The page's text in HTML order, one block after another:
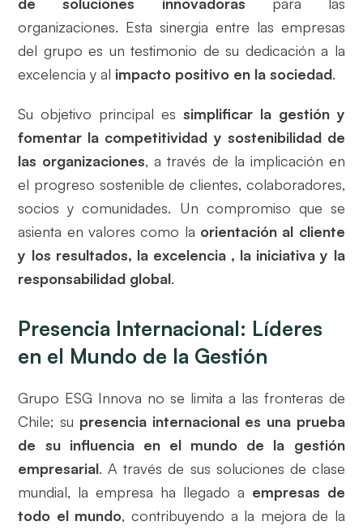
organizaciones. Esta sinergia entre las empresas
del grupo es un testimonio de su dedicación a la
excelencia y al impacto positivo en la sociedad.
Su objetivo principal es simplificar la gestión y
fomentar la competitividad y sostenibilidad de
las organizaciones, a través de la implicación en
el progreso sostenible de clientes, colaboradores,
socios y comunidades. Un compromiso que se
asienta en valores como la orientación al cliente
y los resultados, la excelencia , la iniciativa y la
responsabilidad global.
Presencia Internacional: Líderes
en el Mundo de la Gestión
Grupo ESG Innova no se limita a las fronteras de
Chile; su presencia internacional es una prueba
de su influencia en el mundo de la gestión
empresarial. A través de sus soluciones de clase
mundial, la empresa ha llegado a empresas de
todo el mundo, contribuyendo a la mejora de la